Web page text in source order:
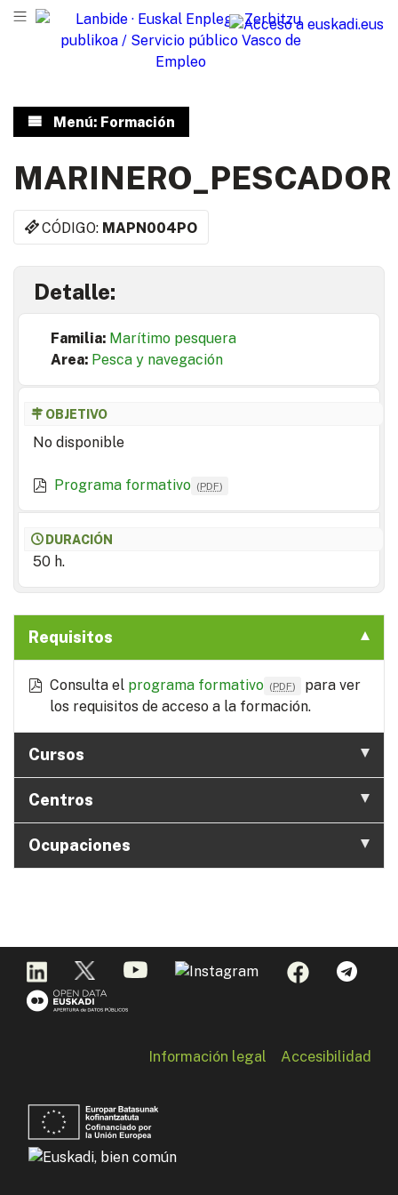
Menú: Formación
MARINERO_PESCADOR
CÓDIGO: MAPN004PO
Detalle:
Familia: Marítimo pesquera
Area: Pesca y navegación
OBJETIVO
No disponible
Programa formativo (PDF)
DURACIÓN
50 h.
Requisitos
Consulta el programa formativo (PDF)
para ver
los requisitos de acceso a la formación.
Cursos
Centros
Ocupaciones
Información legal Accesibilidad